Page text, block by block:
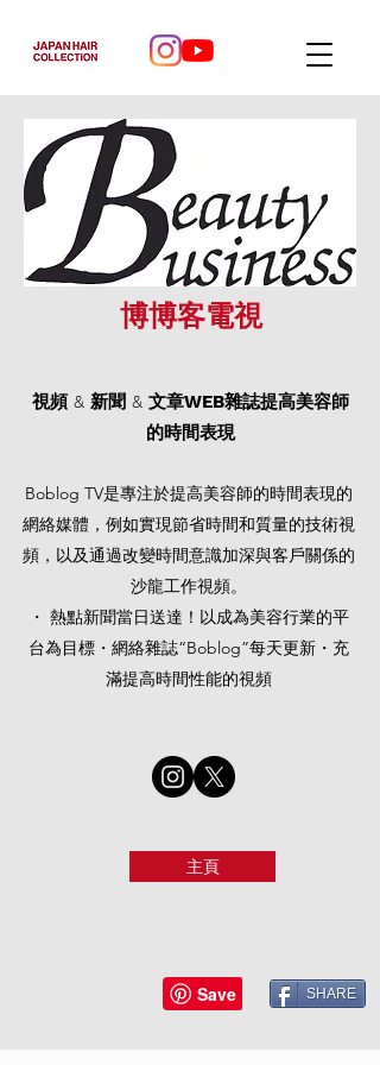
博博客電視
視頻 & 新聞 & 文章WEB雜誌提高美容師
的時間表現
Boblog TV是專注於提高美容師的時間表現的
網絡媒體，例如實現節省時間和質量的技術視
頻，以及通過改變時間意識加深與客戶關係的
沙龍工作視頻。
・ 熱點新聞當日送達！以成為美容行業的平
台為目標・網絡雜誌“Boblog”每天更新・充
滿提高時間性能的視頻
主頁
SHARE